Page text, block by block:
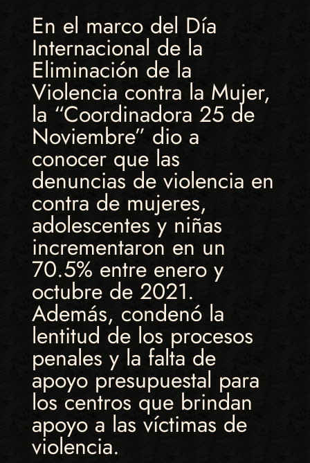
En el marco del Día
Internacional de la
Eliminación de la
Violencia contra la Mujer,
la “Coordinadora 25 de
Noviembre” dio a
conocer que las
denuncias de violencia en
contra de mujeres,
adolescentes y niñas
incrementaron en un
70.5% entre enero y
octubre de 2021.
Además, condenó la
lentitud de los procesos
penales y la falta de
apoyo presupuestal para
los centros que brindan
apoyo a las víctimas de
violencia.